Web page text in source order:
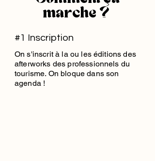
marche ?
#1 Inscription
On s'inscrit à la ou les éditions des
afterworks des professionnels du
tourisme. On bloque dans son
agenda !